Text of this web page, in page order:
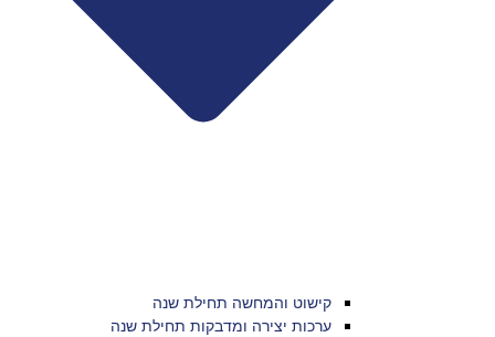
קישוט והמחשה תחילת שנה
ערכות יצירה ומדבקות תחילת שנה